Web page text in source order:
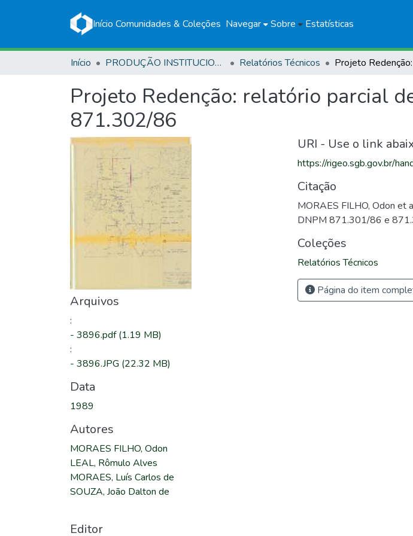
Início Comunidades & Coleções Navegar Sobre Estatísticas
Início PRODUÇÃO INSTITUCIONAL Relatórios Técnicos
Projeto Redenção: relatório parcial
871.302/86
Arquivos
:
- 3896.pdf(1.19 MB)
:
- 3896.JPG (22.32 MB)
Data
1989
Autores
MORAES FILHO, Odon
LEAL, Rômulo Alves
MORAES, Luís Carlos de
SOUZA, João Dalton de
Editor
URI - Use o link
https://rigeo.sgb.gov.br/
Citação
MORAES FILHO, Odon et
DNPM 871.301/86 e
Coleções
Relatórios Técnicos
Página do item